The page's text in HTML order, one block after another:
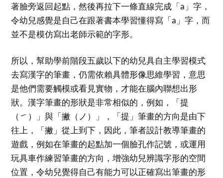
著臉旁返回起點，然後再拉下一條直線完成「a」字，
令幼兒感覺是自己在跟著書本學習懂得寫「a」字，而
並不是模仿寫出老師示範的字形。
所以，幫助學前階段五歲以下的幼兒具自主學習模式
去寫漢字的筆畫，仍需依賴具體形像思維學習，意思
是他們需要觸模或看見實物，才能在腦內聯想出形
狀。漢字筆畫的形狀是非常相似的，例如，「提
（㇀）」與「撇（ノ）」，「提」筆畫的方向是由下
往上，「撇」從上到下，因此，筆者設計教導筆畫的
遊戲，例如在筆畫的起點加一個臉孔作記號，或運用
玩具車作練習筆畫的方向，增強幼兒辨識字形的空間
位置，令幼兒覺得自己有能力可以正確寫出筆畫的形